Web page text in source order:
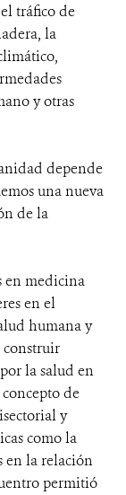
tráfico de
la
y otras
depende
una nueva
de la
en medicina
en el
humana y
construir
la salud en
de
y
como la
en la relación
permitió